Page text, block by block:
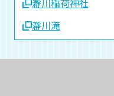
瀞川滝